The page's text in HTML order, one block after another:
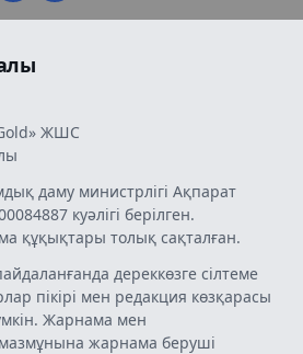
ЖШС
даму министрлігі Ақпарат
куәлігі берілген.
құқықтары толық сақталған.
дереккөзге сілтеме
пікірі мен редакция көзқарасы
Жарнама мен
жарнама беруші